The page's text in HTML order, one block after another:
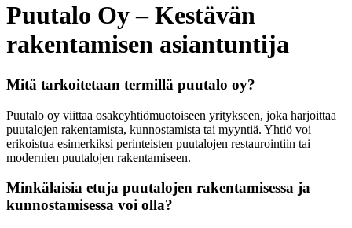
Puutalo Oy – Kestävän
rakentamisen asiantuntija
Mitä tarkoitetaan termillä puutalo oy?
Puutalo oy viittaa osakeyhtiömuotoiseen yritykseen, joka harjoittaa
puutalojen rakentamista, kunnostamista tai myyntiä. Yhtiö voi
erikoistua esimerkiksi perinteisten puutalojen restaurointiin tai
modernien puutalojen rakentamiseen.
Minkälaisia etuja puutalojen rakentamisessa ja
kunnostamisessa voi olla?